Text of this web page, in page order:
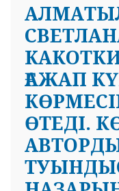
ҒАЖАП
ӨТЕДІ.